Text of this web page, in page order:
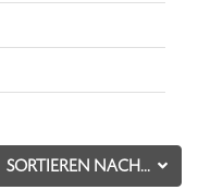
SORTIEREN NACH...